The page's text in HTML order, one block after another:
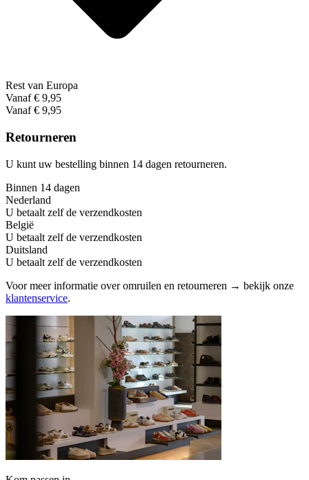
Rest van Europa
Vanaf € 9,95
Vanaf € 9,95
Retourneren
U kunt uw bestelling binnen 14 dagen retourneren.
Binnen 14 dagen
Nederland
U betaalt zelf de verzendkosten
België
U betaalt zelf de verzendkosten
Duitsland
U betaalt zelf de verzendkosten
Voor meer informatie over omruilen en retourneren → bekijk onze
klantenservice.